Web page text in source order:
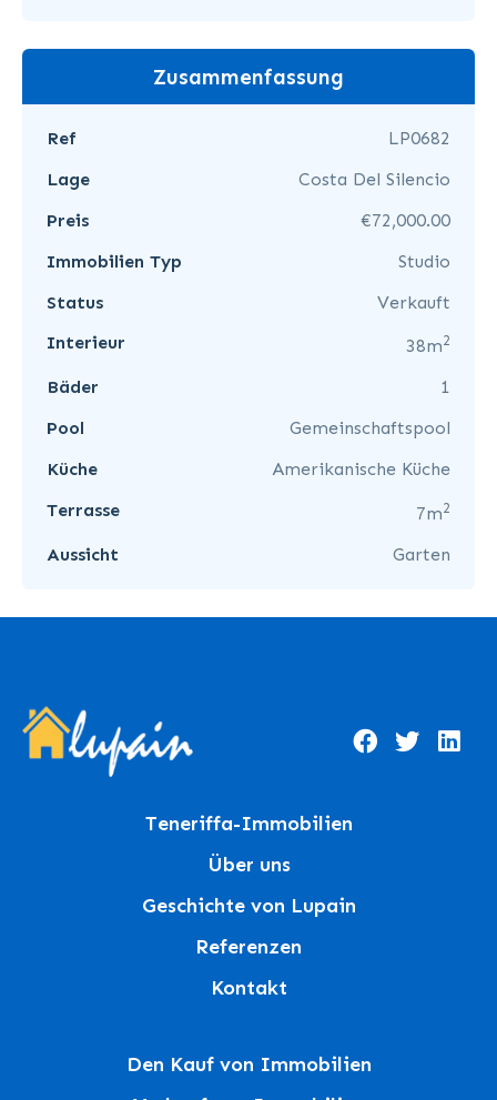
Zusammenfassung
Ref
LP0682
Lage
Costa Del Silencio
Preis
€72,000.00
Immobilien Typ
Studio
Status
Verkauft
Interieur
38m2
Bäder
1
Pool
Gemeinschaftspool
Küche
Amerikanische Küche
Terrasse
7m2
Aussicht Garten
Teneriffa-Immobilien
Über uns
Geschichte von Lupain
Referenzen
Kontakt
Den Kauf von Immobilien